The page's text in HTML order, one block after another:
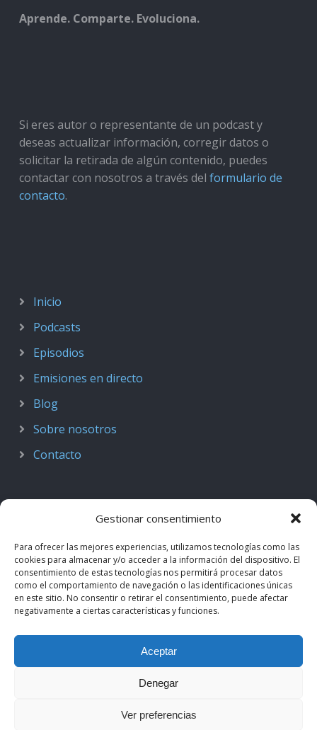
Gestionar consentimiento
Para ofrecer las mejores experiencias, utilizamos tecnologías como las
cookies para almacenar y/o acceder a la información del dispositivo. El
consentimiento de estas tecnologías nos permitirá procesar datos
como el comportamiento de navegación o las identificaciones únicas
en este sitio. No consentir o retirar el consentimiento, puede afectar
negativamente a ciertas características y funciones.
Aceptar
Denegar
Ver preferencias
Aprende. Comparte. Evoluciona.
Si eres autor o representante de un podcast y
deseas actualizar información, corregir datos o
solicitar la retirada de algún contenido, puedes
contactar con nosotros a través del formulario de
contacto.
Inicio
Podcasts
Episodios
Emisiones en directo
Blog
Sobre nosotros
Contacto
Podcast de Medicina · by casiMedicos
Radio casiMedicos
. Los contenidos pertenecen a sus
autores originales y se muestran mediante